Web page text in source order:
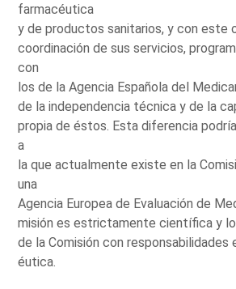
farmacéutica
y de productos sanitarios, y con este
coordinación de sus servicios,
con
los de la Agencia Española del
de la independencia técnica y de la
propia de éstos. Esta diferencia
a
la que actualmente existe en la
una
Agencia Europea de Evaluación de
misión es estrictamente científica y
de la Comisión con
éutica.